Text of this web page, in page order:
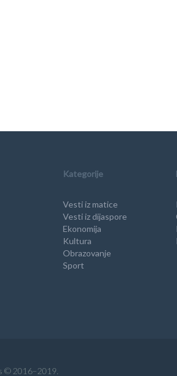
Kategorije
Vesti iz matice
Vesti iz dijaspore
Ekonomija
Kultura
Obrazovanje
Sport
© 2016–2019.